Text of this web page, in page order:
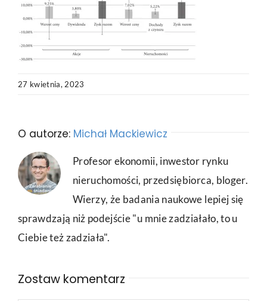
27 kwietnia, 2023
O autorze: Michał Mackiewicz
Profesor ekonomii, inwestor rynku
nieruchomości, przedsiębiorca, bloger.
Wierzy, że badania naukowe lepiej się
sprawdzają niż podejście "u mnie zadziałało, to u
Ciebie też zadziała".
Zostaw komentarz